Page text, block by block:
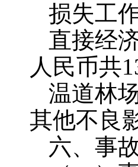
损失工
直接经
人民币共
温道林
其他不良
六、事